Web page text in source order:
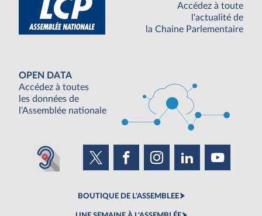
Accédez à toute
l'actualité de
la Chaine Parlementaire
OPEN DATA
Accédez à toutes
les données de
l'Assemblée nationale
BOUTIQUE DE L'ASSEMBLEE